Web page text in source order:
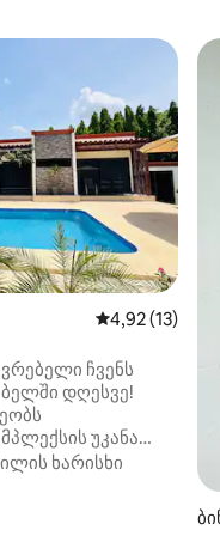
საშუალო
4,92 (13)
ჩვენს
უკანა
ხარისხი